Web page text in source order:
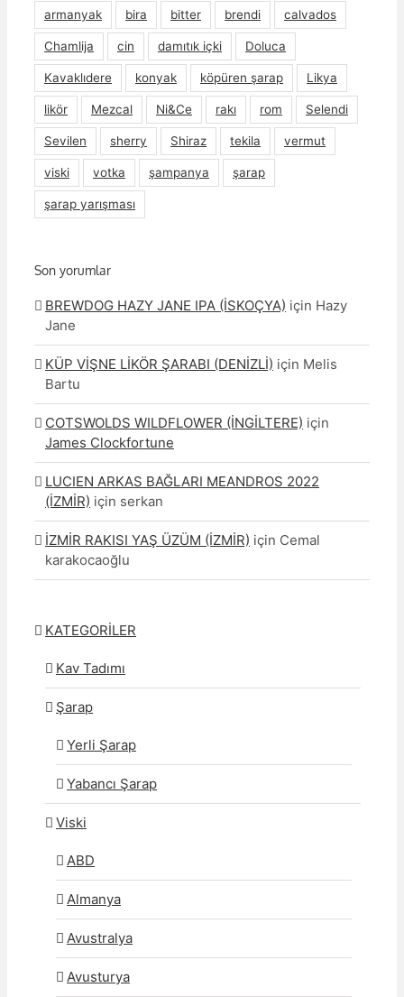
armanyak bira bitter brendi calvados
Chamlija cin damıtık içki Doluca
Kavaklıdere konyak köpüren şarap Likya
likör Mezcal Ni&Ce rakı rom Selendi
Sevilen sherry Shiraz tekila vermut
viski votka şampanya şarap
şarap yarışması
Son yorumlar
BREWDOG HAZY JANE IPA (İSKOÇYA) için Hazy
Jane
KÜP VİŞNE LİKÖR ŞARABI (DENİZLİ) için Melis
Bartu
COTSWOLDS WILDFLOWER (İNGİLTERE) için
James Clockfortune
LUCIEN ARKAS BAĞLARI MEANDROS 2022
(İZMİR) için serkan
İZMİR RAKISI YAŞ ÜZÜM (İZMİR) için Cemal
karakocaoğlu
KATEGORİLER
Kav Tadımı
Şarap
Yerli Şarap
Yabancı Şarap
Viski
ABD
Almanya
Avustralya
Avusturya